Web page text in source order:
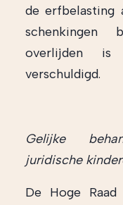
de erfbelasting
schenkingen
overlijden is
verschuldigd.
Gelijke
juridische
De Hoge